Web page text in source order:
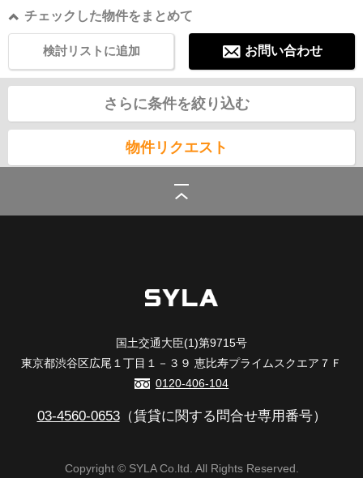
チェックした物件をまとめて
お問い合わせ
検討リストに追加
さらに条件を絞り込む
物件リクエスト
> 南大井の賃貸
国土交通大臣(1)第9715号
東京都渋谷区広尾１丁目１－３９ 恵比寿プライムスクエア７Ｆ
0120-406-104
03-4560-0653（賃貸に関する問合せ専用番号）
Copyright © SYLA Co.ltd. All Rights Reserved.